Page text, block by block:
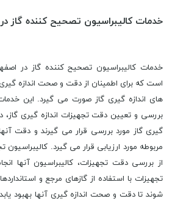
خدمات کالیبراسیون تصحیح کننده گاز
خدمات کالیبراسیون تصحیح کننده گاز در
است که برای اطمینان از دقت و صحت اندازه
های اندازه گیری گاز صورت می گیرد. این
بررسی و تعیین دقت تجهیزات اندازه گیری گاز،
گیری گاز مورد بررسی قرار می گیرند و دقت آنها
مربوطه مورد ارزیابی قرار می گیرد. کالیبراسیون
از بررسی دقت تجهیزات، کالیبراسیون آنها
تجهیزات با استفاده از گازهای مرجع و
شوند تا دقت و صحت اندازه گیری آنها بهبود